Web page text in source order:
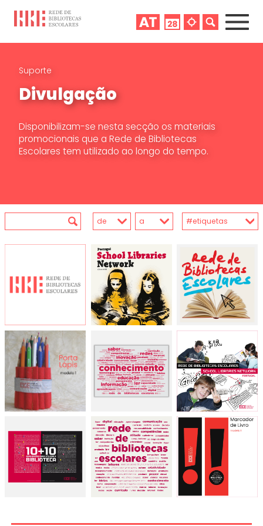
Suporte
Divulgação
Disponibilizam-se nesta secção os materiais
promocionais que a Rede de Bibliotecas
Escolares tem utilizado ao longo do tempo.